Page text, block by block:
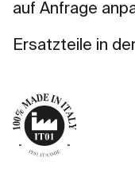
auf Anfrage
Ersatzteile in